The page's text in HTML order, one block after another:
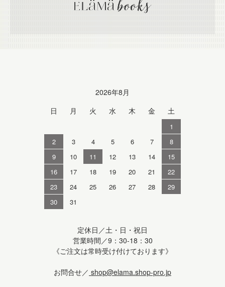
2026年8月
日
月 火 水 木 金 土
1
2
3 4 5 6 7
8
9
10 11 12 13 14
15
16
17 18 19 20 21
22
23
24 25 26 27 28
29
30
31
定休日／土・日・祝日
営業時間／9：30-18：30
《ご注文は常時受け付けております》
お問合せ／ shop@elama.shop-pro.jp